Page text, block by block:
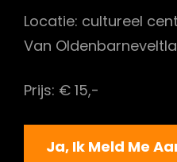
Locatie: cultureel
Van
Prijs: € 15,-
Ja, Ik Meld Me